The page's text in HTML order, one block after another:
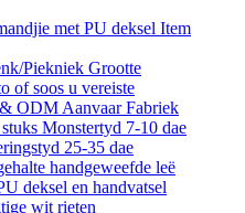
met PU deksel Item
Piekniek Grootte
of soos u vereiste
ODM Aanvaar Fabriek
Monstertyd 7-10 dae
25-35 dae
handgeweefde leë
deksel en handvatsel
wit rieten